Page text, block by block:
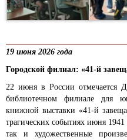
19 июня 2026 года
Городской филиал: «41-й
22 июня в России отмечается
библиотечном филиале для
книжной выставки «41-й
трагических событиях июня
так и художественные